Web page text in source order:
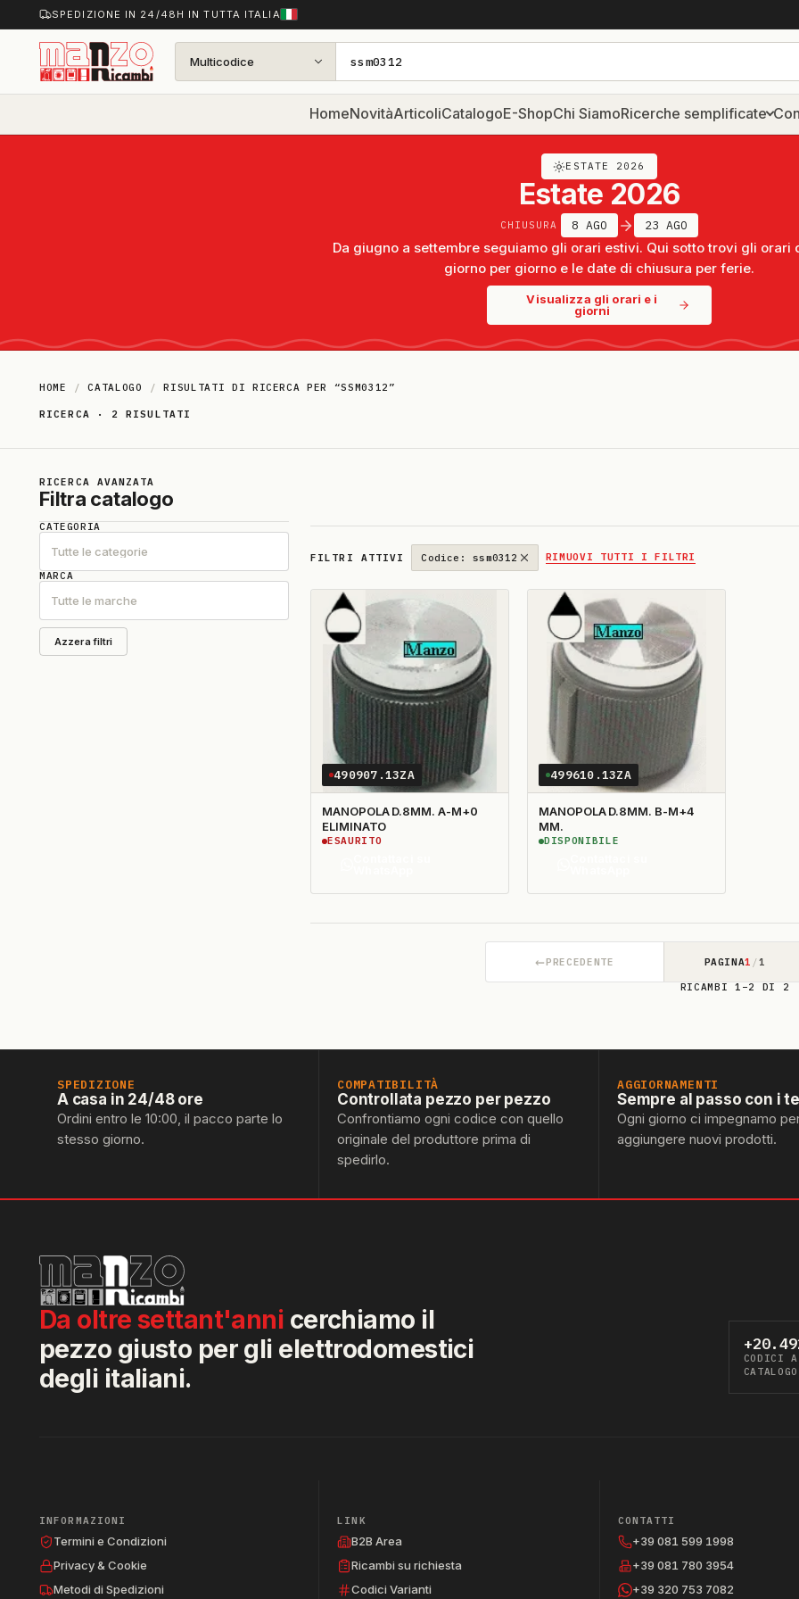
SPEDIZIONE IN 24/48H IN TUTTA ITALIA
Multicodice
HomeNovitàArticoliCatalogoE-ShopChi SiamoRicerche semplificate
ESTATE 2026
Estate 2026
CHIUSURA 8 AGO 23 AGO
Da giugno a settembre seguiamo gli orari estivi. Qui sotto trovi gli orari
giorno per giorno e le date di chiusura per ferie.
Visualizza gli orari e i
giorni
HOME / CATALOGO / RISULTATI DI RICERCA PER “SSM0312”
RICERCA · 2 RISULTATI
Risultati della ricerca: “ssm0312”
RICERCA AVANZATA
Filtra catalogo
CATEGORIA
Tutte le categorie
MARCA
Tutte le marche
Azzera filtri
FILTRI ATTIVI Codice: ssm0312 RIMUOVI TUTTI I FILTRI
490907.13ZA
MANOPOLA D.8MM. A-M+0
ELIMINATO
ESAURITO
499610.13ZA
MANOPOLA D.8MM. B-M+4
MM.
DISPONIBILE
←PRECEDENTE PAGINA1 /1
RICAMBI 1–2 DI 2
SPEDIZIONE
A casa in 24/48 ore
Ordini entro le 10:00, il pacco parte lo
stesso giorno.
COMPATIBILITÀ
Controllata pezzo per pezzo
Confrontiamo ogni codice con quello
originale del produttore prima di
spedirlo.
AGGIORNAMENTI
Sempre al passo con i
Ogni giorno ci impegnamo
aggiungere nuovi prodotti.
Da oltre settant'anni cerchiamo il
pezzo giusto per gli elettrodomestici
degli italiani.
CODICI A
CATALOGO
INFORMAZIONI
Termini e Condizioni
Privacy & Cookie
Metodi di Spedizioni
LINK
B2B Area
Ricambi su richiesta
Codici Varianti
CONTATTI
+39 081 599 1998
+39 081 780 3954
+39 320 753 7082